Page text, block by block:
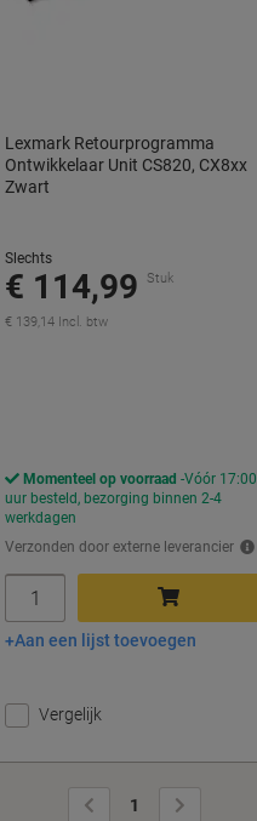
Lexmark Retourprogramma
Ontwikkelaar Unit CS820, CX8xx
Zwart
Slechts
€ 114,99 Stuk
€ 139,14 Incl. btw
Momenteel op voorraad Vóór 17:00
uur besteld, bezorging binnen 2-4
werkdagen
Verzonden door externe leverancier
In winkelwagen
Aan een lijst toevoegen
Vergelijk
Vorige
1